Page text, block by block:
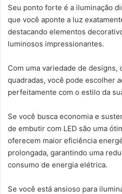
Seu ponto forte é a iluminação
que você aponte a luz
destacando elementos
luminosos impressionantes.
Com uma variedade de designs,
quadradas, você pode escolher
perfeitamente com o estilo da
Se você busca economia e
de embutir com LED são uma
oferecem maior eficiência
prolongada, garantindo uma
consumo de energia elétrica.
Se você está ansioso para